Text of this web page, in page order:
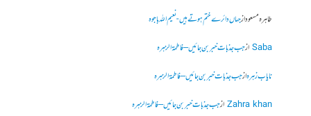
طاہرہ مسعودازجہاں دائرے ختم ہوتے ہیں- نعیم اللہ باجوہ
Sabaازجب جذبات خبر بن جائیں – فاطمۃالزہرہ
نایاب زہرہازجب جذبات خبر بن جائیں – فاطمۃالزہرہ
Zahra khanازجب جذبات خبر بن جائیں – فاطمۃالزہرہ